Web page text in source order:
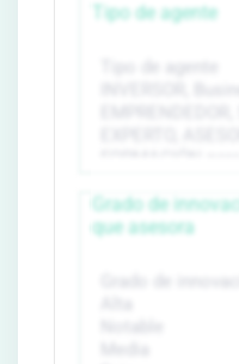
Tipo de agente
Grado de
que asesora